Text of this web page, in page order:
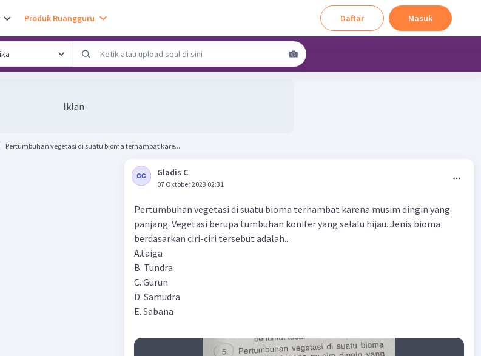
Produk Ruangguru Daftar Masuk
Iklan
Pertumbuhan vegetasi di suatu bioma terhambat kare...
Gladis C
07 Oktober 2023 02:31
Pertumbuhan vegetasi di suatu bioma terhambat karena musim dingin yang
panjang. Vegetasi berupa tumbuhan konifer yang selalu hijau. Jenis bioma
berdasarkan ciri-ciri tersebut adalah...
A.taiga
B. Tundra
C. Gurun
D. Samudra
E. Sabana